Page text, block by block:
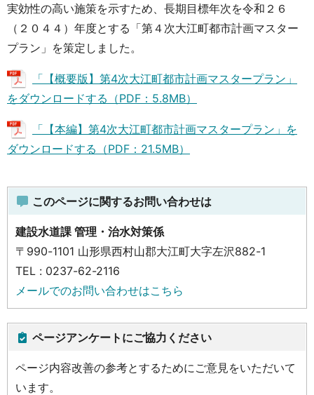
実効性の高い施策を示すため、長期目標年次を令和２６
（２０４４）年度とする「第４次大江町都市計画マスター
プラン」を策定しました。
「【概要版】第4次大江町都市計画マスタープラン」
をダウンロードする（PDF：5.8MB）
「【本編】第4次大江町都市計画マスタープラン」を
ダウンロードする（PDF：21.5MB）
このページに関するお問い合わせは
建設水道課 管理・治水対策係
〒990-1101 山形県西村山郡大江町大字左沢882-1
TEL : 0237-62-2116
メールでのお問い合わせはこちら
ページアンケートにご協力ください
ページ内容改善の参考とするためにご意見をいただいて
います。